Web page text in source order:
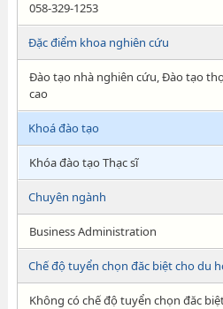
058-329-1253
Đặc điểm khoa nghiên cứu
Đào tạo nhà nghiên cứu, Đào tạo
cao
Khoá đào tạo
Khóa đào tạo Thạc sĩ
Chuyên ngành
Business Administration
Chế độ tuyển chọn đăc biệt cho du
Không có chế độ tuyển chọn đăc